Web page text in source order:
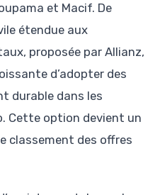
et Macif. De
étendue aux
proposée par Allianz,
d’adopter des
durable dans les
Cette option devient un
classement des offres